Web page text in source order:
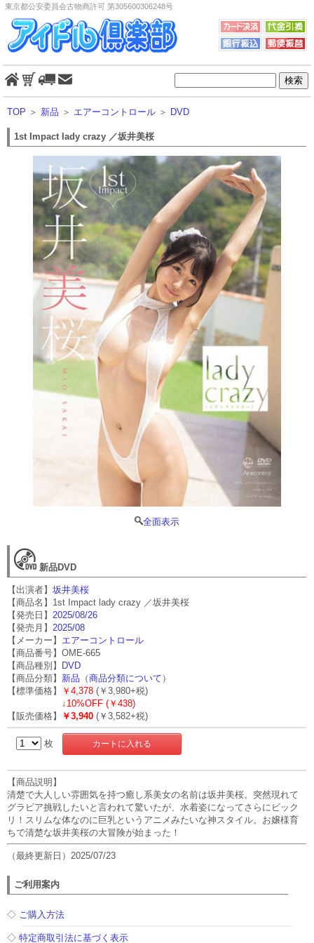
東京都公安委員会古物商許可 第305600306248号
TOP ＞ 新品 ＞ エアーコントロール ＞ DVD
1st Impact lady crazy ／坂井美桜
全面表示
新品DVD
【出演者】坂井美桜
【商品名】1st Impact lady crazy ／坂井美桜
【発売日】 2025/08/26
【発売月】 2025/08
【メーカー】 エアーコントロール
【商品番号】OME-665
【商品種別】 DVD
【商品分類】 新品 （商品分類について ）
【標準価格】
￥4,378 (￥3,980+税)
↓ 10%OFF (￥438)
【販売価格】
￥3,940 (￥3,582+税)
枚
【商品説明】
清楚で大人しい雰囲気を持つ癒し系美女の名前は坂井美桜。突然現れて
グラビア挑戦したいと言われて驚いたが、水着姿になってさらにビック
リ！スリムな体なのに巨乳というアニメみたいな神スタイル。お嬢様育
ちで清楚な坂井美桜の大冒険が始まった！
（最終更新日）2025/07/23
ご利用案内
◇ ご購入方法
◇特定商取引法に基づく表示